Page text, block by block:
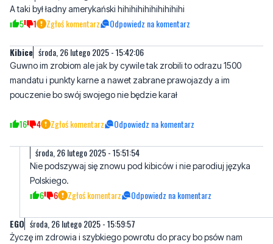
Kibice środa, 26 lutego 2025 - 15:42:06
Guwno im zrobiom ale jak by cywile tak zrobili to odrazu 1500
pouczenie bo swój swojego nie będzie karał
16 4 Zgłoś komentarz Odpowiedz na komentarz
Nie podszywaj się znowu pod kibiców i nie parodiuj języka
6 6 Zgłoś komentarz Odpowiedz na komentarz
środa, 26 lutego 2025 - 15:59:57
Życzę im zdrowia i szybkiego powrotu do pracy bo psów nam
się zastanowią bo gdyby nie psiarnia to byłaby r***********.....
12 6 Zgłoś komentarz Odpowiedz na komentarz